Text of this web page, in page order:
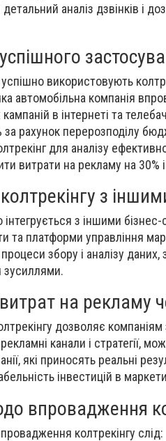
аналіз дзвінків і
використовують
автомобільна компанія
в інтернеті та
за рахунок перерозподілу
для аналізу
витрати на рекламу на 30%
колтрекінгу з
інтегрується з іншими
та платформи управління
збору і аналізу
зусиллями.
на рекламу
дозволяє
канали і стратегії,
які приносять реальні
інвестицій в
впровадження
колтрекінгу слід: